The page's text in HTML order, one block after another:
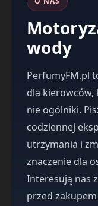
wody
PerfumyFM.pl
dla kierowców,
nie ogólniki.
codziennej
utrzymania i
znaczenie dla
Interesują nas
przed